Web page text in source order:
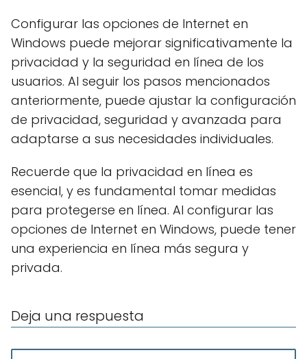
Configurar las opciones de Internet en
Windows puede mejorar significativamente la
privacidad y la seguridad en línea de los
usuarios. Al seguir los pasos mencionados
anteriormente, puede ajustar la configuración
de privacidad, seguridad y avanzada para
adaptarse a sus necesidades individuales.
Recuerde que la privacidad en línea es
esencial, y es fundamental tomar medidas
para protegerse en línea. Al configurar las
opciones de Internet en Windows, puede tener
una experiencia en línea más segura y
privada.
Deja una respuesta